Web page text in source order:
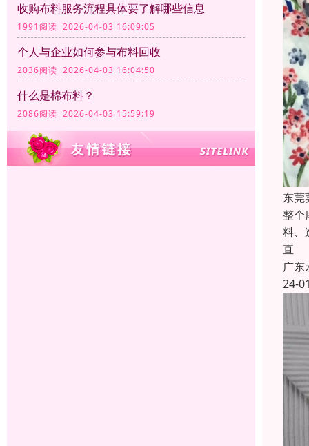
收购布料服务流程具体要了解哪些信息
1991阅读 2026-04-03 16:09:05
个人与企业如何参与布料回收
2036阅读 2026-04-03 16:04:50
什么是棉布料？
2086阅读 2026-04-03 15:59:19
东莞
整个
料、
直
广东
24-